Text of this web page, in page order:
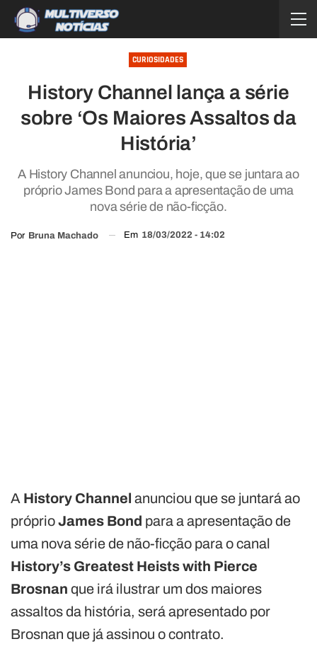
CURIOSIDADES
History Channel lança a série
sobre ‘Os Maiores Assaltos da
História’
A History Channel anunciou, hoje, que se juntara ao
próprio James Bond para a apresentação de uma
nova série de não-ficção.
Por Bruna Machado Em 18/03/2022 - 14:02
A History Channel anunciou que se juntará ao
próprioJames Bond para a apresentação de
uma nova série de não-ficção para o canal
History’s Greatest Heists with Pierce
Brosnan que irá ilustrar um dos maiores
assaltos da história, será apresentado por
Brosnan que já assinou o contrato.